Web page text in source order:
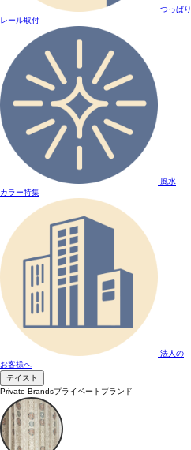
つっぱり
レール取付
風水
カラー特集
法人の
お客様へ
テイスト
Private Brandsプライベートブランド